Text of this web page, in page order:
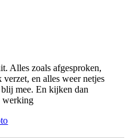
Alles zoals afgesproken,
en alles weer netjes
mee. En kijken dan
werking